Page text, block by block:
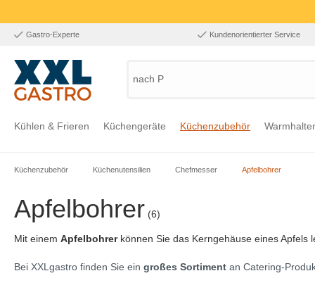
Gastro-Experte Kundenorientierter Service
nach Pro
Kühlen & Frieren Küchengeräte Küchenzubehör
Küchenzubehör Küchenutensilien Chefmesser Apfelbohrer
Apfelbohrer (6)
Mit einem Apfelbohrer können Sie das Kerngehäuse eines
Bei XXLgastro finden Sie ein großes Sortiment an Catering-